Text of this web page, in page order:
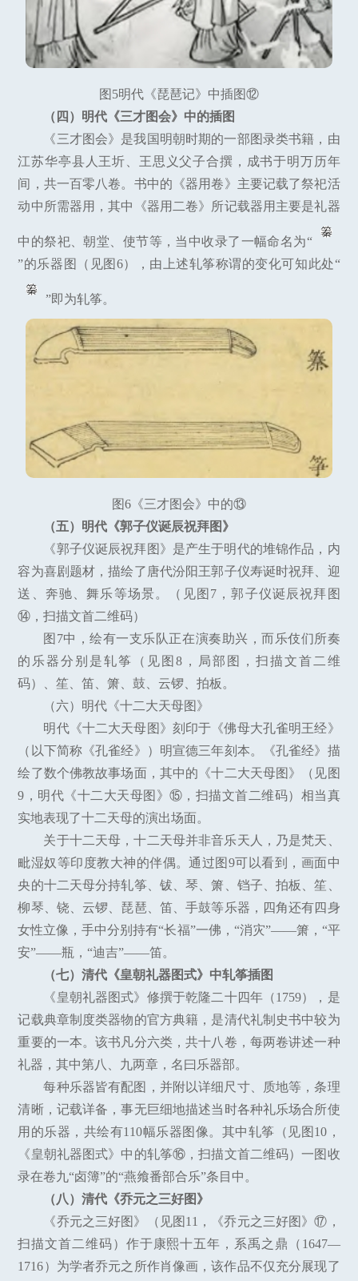
图5明代《琵琶记》中插图⑫
（四）明代《三才图会》中的插图
《三才图会》是我国明朝时期的一部图录类书籍，由
江苏华亭县人王圻、王思义父子合撰，成书于明万历年
间，共一百零八卷。书中的《器用卷》主要记载了祭祀活
动中所需器用，其中《器用二卷》所记载器用主要是礼器
中的祭祀、朝堂、使节等，当中收录了一幅命名为“
”的乐器图（见图6），由上述轧筝称谓的变化可知此处“
”即为轧筝。
图6《三才图会》中的⑬
（五）明代《郭子仪诞辰祝拜图》
《郭子仪诞辰祝拜图》是产生于明代的堆锦作品，内
容为喜剧题材，描绘了唐代汾阳王郭子仪寿诞时祝拜、迎
送、奔驰、舞乐等场景。（见图7，郭子仪诞辰祝拜图
⑭，扫描文首二维码）
图7中，绘有一支乐队正在演奏助兴，而乐伎们所奏
的乐器分别是轧筝（见图8，局部图，扫描文首二维
码）、笙、笛、箫、鼓、云锣、拍板。
（六）明代《十二大天母图》
明代《十二大天母图》刻印于《佛母大孔雀明王经》
（以下简称《孔雀经》）明宣德三年刻本。《孔雀经》描
绘了数个佛教故事场面，其中的《十二大天母图》（见图
9，明代《十二大天母图》⑮，扫描文首二维码）相当真
实地表现了十二天母的演出场面。
关于十二天母，十二天母并非音乐天人，乃是梵天、
毗湿奴等印度教大神的伴偶。通过图9可以看到，画面中
央的十二天母分持轧筝、钹、琴、箫、铛子、拍板、笙、
柳琴、铙、云锣、琵琶、笛、手鼓等乐器，四角还有四身
女性立像，手中分别持有“长福”一佛，“消灾”——箫，“平
安”——瓶，“迪吉”——笛。
（七）清代《皇朝礼器图式》中轧筝插图
《皇朝礼器图式》修撰于乾隆二十四年（1759），是
记载典章制度类器物的官方典籍，是清代礼制史书中较为
重要的一本。该书凡分六类，共十八卷，每两卷讲述一种
礼器，其中第八、九两章，名曰乐器部。
每种乐器皆有配图，并附以详细尺寸、质地等，条理
清晰，记载详备，事无巨细地描述当时各种礼乐场合所使
用的乐器，共绘有110幅乐器图像。其中轧筝（见图10，
《皇朝礼器图式》中的轧筝⑯，扫描文首二维码）一图收
录在卷九“卤簿”的“燕飨番部合乐”条目中。
（八）清代《乔元之三好图》
《乔元之三好图》（见图11，《乔元之三好图》⑰，
扫描文首二维码）作于康熙十五年，系禹之鼎（1647—
1716）为学者乔元之所作肖像画，该作品不仅充分展现了